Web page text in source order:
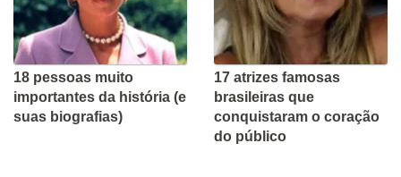
18 pessoas muito
importantes da história (e
suas biografias)
17 atrizes famosas
brasileiras que
conquistaram o coração
do público